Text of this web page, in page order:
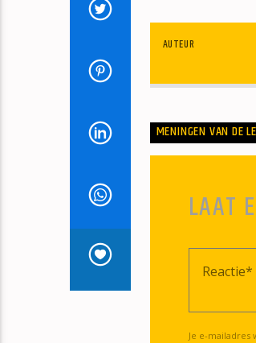
AUTEUR
MENINGEN VAN DE
LAAT
Je e-